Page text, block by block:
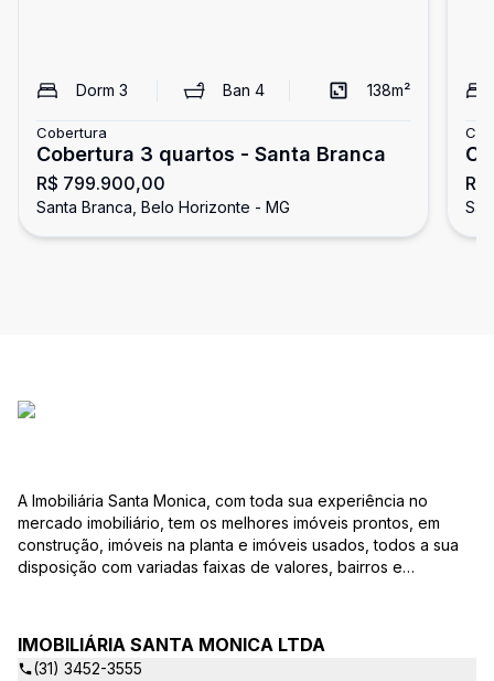
Dorm 3 Ban 4 138m²
Cobertura
Cobertura 3 quartos - Santa Branca
R$ 799.900,00
Santa Branca, Belo Horizonte - MG
A Imobiliária Santa Monica, com toda sua experiência no
mercado imobiliário, tem os melhores imóveis prontos, em
construção, imóveis na planta e imóveis usados, todos a sua
disposição com variadas faixas de valores, bairros e
ao CRECI-EE – estarão sempre prontos para responder-lhe
todas as suas dúvidas sobre casas, apartamentos, terrenos,
salas comerciais e outros produtos imobiliários. Quais
IMOBILIÁRIA SANTA MONICA LTDA
(31) 3452-3555